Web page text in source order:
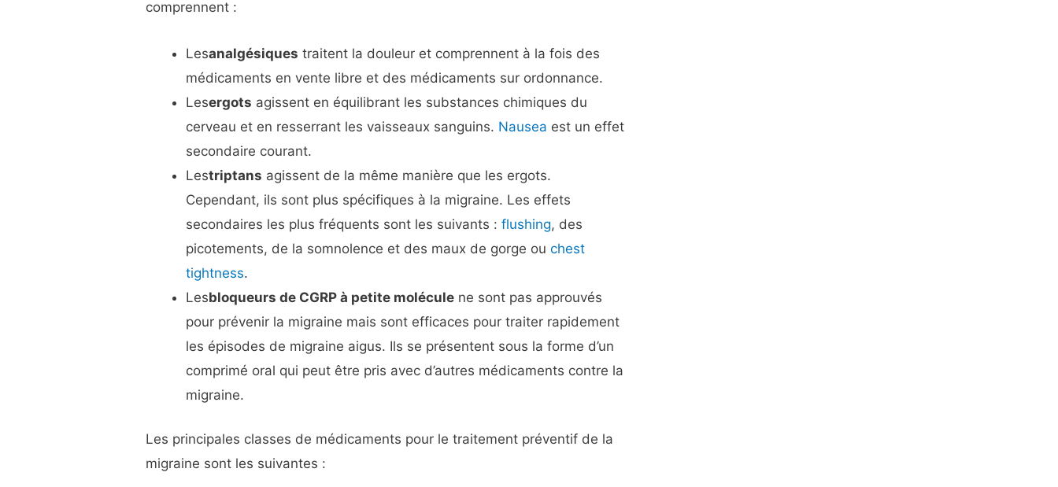
comprennent :
Lesanalgésiques traitent la douleur et comprennent à la fois des
médicaments en vente libre et des médicaments sur ordonnance.
Lesergots agissent en équilibrant les substances chimiques du
cerveau et en resserrant les vaisseaux sanguins. Nausea est un effet
secondaire courant.
Lestriptans agissent de la même manière que les ergots.
Cependant, ils sont plus spécifiques à la migraine. Les effets
secondaires les plus fréquents sont les suivants :flushing, des
picotements, de la somnolence et des maux de gorge ouchest
tightness.
Lesbloqueurs de CGRP à petite molécule ne sont pas approuvés
pour prévenir la migraine mais sont efficaces pour traiter rapidement
les épisodes de migraine aigus. Ils se présentent sous la forme d’un
comprimé oral qui peut être pris avec d’autres médicaments contre la
migraine.
Les principales classes de médicaments pour le traitement préventif de la
migraine sont les suivantes :